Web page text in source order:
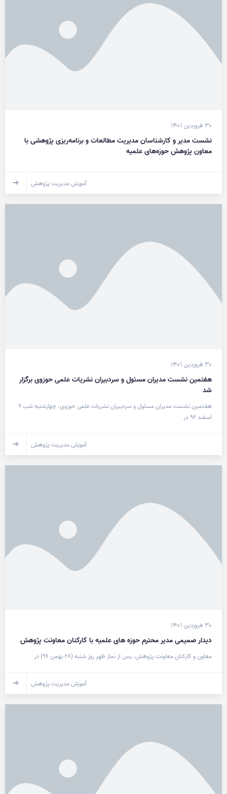
۳۰ فروردین ۱۴۰۱
نشست مدیر و کارشناسان مدیریت مطالعات و برنامه‌ریزی پژوهشی با
معاون پژوهش حوزه‌های علمیه
آموزش مدیریت پژوهش
۳۰ فروردین ۱۴۰۱
هفتمین نشست مدیران مسئول و سردبیران نشریات علمی حوزوی برگزار
شد
هفتمین نشست مدیران مسئول و سردبیران نشریات علمی حوزوی، چهارشنبه شب ۹
اسفند ۹۶ در
آموزش مدیریت پژوهش
۳۰ فروردین ۱۴۰۱
دیدار صمیمی مدیر محترم حوزه های علمیه با کارکنان معاونت پژوهش
معاون و کارکنان معاونت پژوهش، پس از نماز ظهر روز شنبه (۲۸ بهمن ۹۶) در
آموزش مدیریت پژوهش